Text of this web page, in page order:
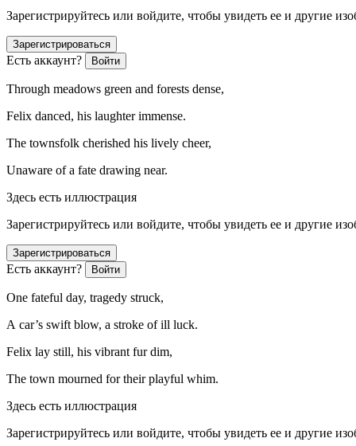
Зарегистрируйтесь или войдите, чтобы увидеть ее и другие
Зарегистрироваться
Есть аккаунт? Войти
Through meadows green and forests dense,
Felix danced, his laughter immense.
The townsfolk cherished his lively cheer,
Unaware of a fate drawing near.
Здесь есть иллюстрация
Зарегистрируйтесь или войдите, чтобы увидеть ее и другие
Зарегистрироваться
Есть аккаунт? Войти
One fateful day, tragedy struck,
A car’s swift blow, a stroke of ill luck.
Felix lay still, his vibrant fur dim,
The town mourned for their playful whim.
Здесь есть иллюстрация
Зарегистрируйтесь или войдите, чтобы увидеть ее и другие